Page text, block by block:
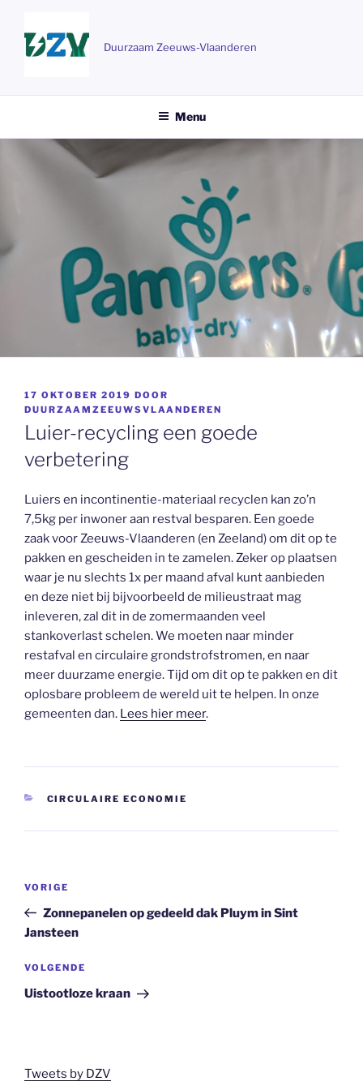
Duurzaam Zeeuws-Vlaanderen
Menu
GEPLAATST
OP
17 OKTOBER 2019 DOOR
DUURZAAMZEEUWSVLAANDEREN
Luier-recycling een goede
verbetering
Luiers en incontinentie-materiaal recyclen kan zo’n
7,5kg per inwoner aan restval besparen. Een goede
zaak voor Zeeuws-Vlaanderen (en Zeeland) om dit op te
pakken en gescheiden in te zamelen. Zeker op plaatsen
waar je nu slechts 1x per maand afval kunt aanbieden
en deze niet bij bijvoorbeeld de milieustraat mag
inleveren, zal dit in de zomermaanden veel
stankoverlast schelen. We moeten naar minder
restafval en circulaire grondstrofstromen, en naar
meer duurzame energie. Tijd om dit op te pakken en dit
oplosbare probleem de wereld uit te helpen. In onze
gemeenten dan. Lees hier meer.
CATEGORIEËN
CIRCULAIRE ECONOMIE
Vorig
bericht
VORIGE
Zonnepanelen op gedeeld dak Pluym in Sint
Jansteen
Volgend
bericht
VOLGENDE
Uistootloze kraan
Tweets by DZV